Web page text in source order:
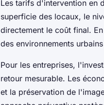
Les tarifs d'intervention en
superficie des locaux, le
directement le coût final.
des environnements
Pour les entreprises,
retour mesurable. Les
et la préservation de